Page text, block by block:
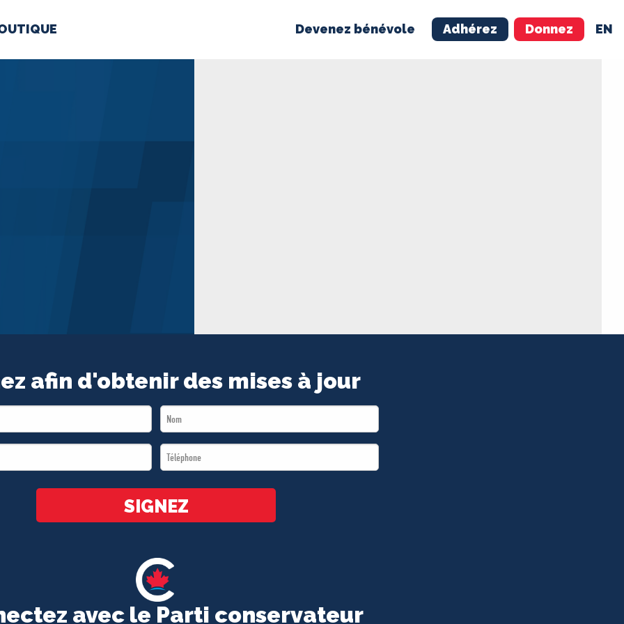
Devenez bénévole Adhérez Donnez EN
MÉDIAS
avec le Parti conservateur
afin d'obtenir des mises à jour
Last
Name
Téléphone
*
SIGNEZ